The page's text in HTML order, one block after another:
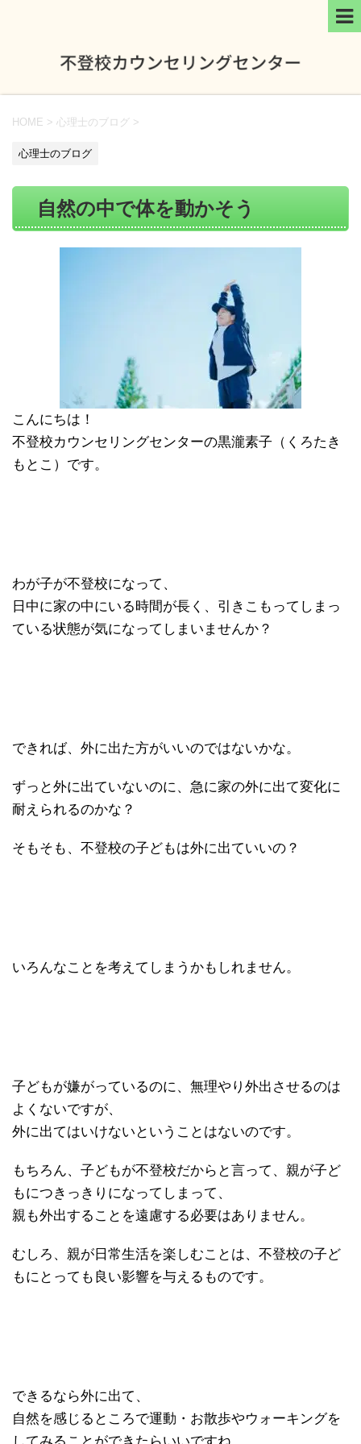
HOME > 心理士のブログ >
心理士のブログ
自然の中で体を動かそう
こんにちは！
不登校カウンセリングセンターの黒瀧素子（くろたき
もとこ）です。
わが子が不登校になって、
日中に家の中にいる時間が長く、引きこもってしまっ
ている状態が気になってしまいませんか？
できれば、外に出た方がいいのではないかな。
ずっと外に出ていないのに、急に家の外に出て変化に
耐えられるのかな？
そもそも、不登校の子どもは外に出ていいの？
いろんなことを考えてしまうかもしれません。
子どもが嫌がっているのに、無理やり外出させるのは
よくないですが、
外に出てはいけないということはないのです。
もちろん、子どもが不登校だからと言って、親が子ど
もにつきっきりになってしまって、
親も外出することを遠慮する必要はありません。
むしろ、親が日常生活を楽しむことは、不登校の子ど
もにとっても良い影響を与えるものです。
できるなら外に出て、
自然を感じるところで運動・お散歩やウォーキングを